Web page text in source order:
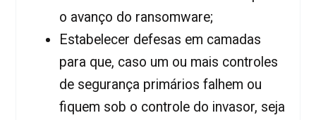
o avanço do ransomware;
Estabelecer defesas em camadas
para que, caso um ou mais controles
de segurança primários falhem ou
fiquem sob o controle do invasor, seja